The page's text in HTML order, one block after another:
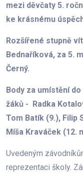
mezi děvčaty 5.
ke krásnému
Rozšířené stupně
Bednaříková, za 5.
Černý.
Body za umístění
žáků - Radka
Tom Batík (9.), Filip
Míša Kraváček (12.
Uvedeným
reprezentaci školy.